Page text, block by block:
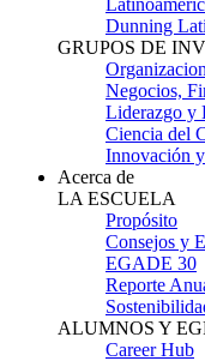
Dunning
GRUPOS DE
Negocios,
Liderazgo y
Ciencia del
Innovación
Acerca de
LA ESCUELA
Propósito
Consejos y
EGADE 30
Reporte
ALUMNOS Y
Career Hub